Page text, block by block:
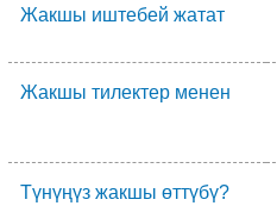
Жакшы иштебей жатат
Жакшы тилектер менен
Түнүңүз жакшы өттүбү?